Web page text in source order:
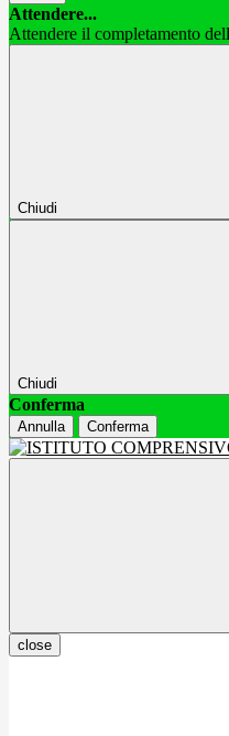
Attendere...
Attendere il completamento
Chiudi
Chiudi
Conferma
Annulla Conferma
close